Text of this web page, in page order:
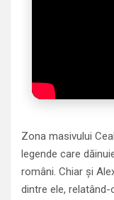
Zona masivului
legende care
români. Chiar şi
dintre ele, relatând-